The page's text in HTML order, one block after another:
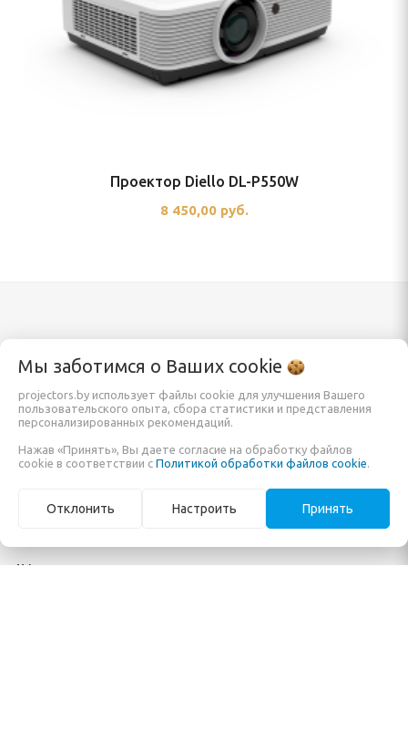
Проектор Diello DL-P550W
8 450,00 руб.
Каталог
Проекторы
Экраны для проектора
Мониторы и панели
AV-коммутация
Информация
Заказать
О компании
покупке
Мы заботимся о Ваших cookie
projectors.by использует файлы cookie для улучшения Вашего
пользовательского опыта, сбора статистики и представления
персонализированных рекомендаций.
Нажав «Принять», Вы даете согласие на обработку файлов
cookie в соответствии с Политикой обработки файлов cookie.
Отклонить Настроить Принять